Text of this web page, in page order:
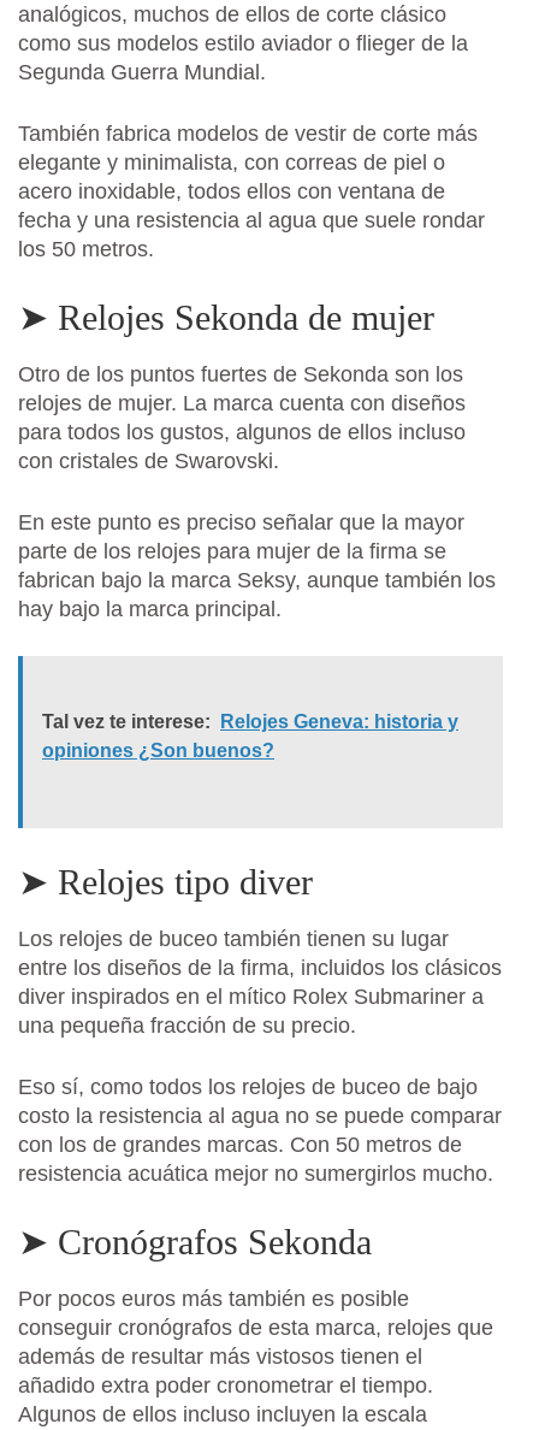
analógicos, muchos de ellos de corte clásico
como sus modelos estilo aviador o flieger de la
Segunda Guerra Mundial.
También fabrica modelos de vestir de corte más
elegante y minimalista, con correas de piel o
acero inoxidable, todos ellos con ventana de
fecha y una resistencia al agua que suele rondar
los 50 metros.
➤ Relojes Sekonda de mujer
Otro de los puntos fuertes de Sekonda son los
relojes de mujer. La marca cuenta con diseños
para todos los gustos, algunos de ellos incluso
con cristales de Swarovski.
En este punto es preciso señalar que la mayor
parte de los relojes para mujer de la firma se
fabrican bajo la marca Seksy, aunque también los
hay bajo la marca principal.
Tal vez te interese:
Relojes Geneva: historia y
opiniones ¿Son buenos?
➤ Relojes tipo diver
Los relojes de buceo también tienen su lugar
entre los diseños de la firma, incluidos los clásicos
diver inspirados en el mítico Rolex Submariner a
una pequeña fracción de su precio.
Eso sí, como todos los relojes de buceo de bajo
costo la resistencia al agua no se puede comparar
con los de grandes marcas. Con 50 metros de
resistencia acuática mejor no sumergirlos mucho.
➤ Cronógrafos Sekonda
Por pocos euros más también es posible
conseguir cronógrafos de esta marca, relojes que
además de resultar más vistosos tienen el
añadido extra poder cronometrar el tiempo.
Algunos de ellos incluso incluyen la escala